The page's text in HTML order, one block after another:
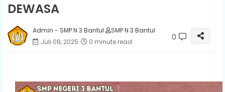
DEWASA
Admin - SMP N 3 Bantul
SMP N 3 Bantul
Juli 08, 2025
0 minute read 0